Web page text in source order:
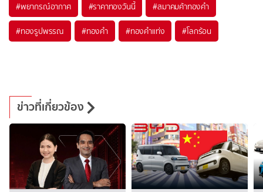
#พยากรณ์อากาศ #ราคาทองวันนี้ #สมาคมค้าทองคำ
#ทองรูปพรรณ #ทองคำ #ทองคำแท่ง #โลกร้อน
ข่าวที่เกี่ยวข้อง